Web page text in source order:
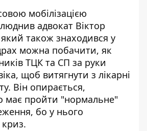
мобілізацією
адвокат Віктор
також знаходився у
можна побачити, як
ТЦК та СП за руки
щоб витягнути з лікарні
Він опирається,
має пройти "нормальне"
бо у нього
криз.